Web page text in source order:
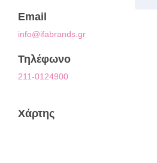
Email
info@ifabrands.gr
Τηλέφωνο
211-0124900
Χάρτης